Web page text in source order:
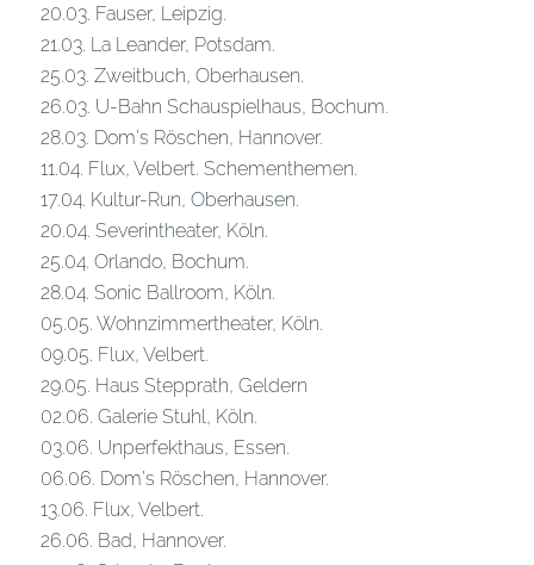
20.03. Fauser, Leipzig.
21.03. La Leander, Potsdam.
25.03. Zweitbuch, Oberhausen.
26.03. U-Bahn Schauspielhaus, Bochum.
28.03. Dom’s Röschen, Hannover.
11.04. Flux, Velbert. Schementhemen.
17.04. Kultur-Run, Oberhausen.
20.04. Severintheater, Köln.
25.04. Orlando, Bochum.
28.04. Sonic Ballroom, Köln.
05.05. Wohnzimmertheater, Köln.
09.05. Flux, Velbert.
29.05. Haus Stepprath, Geldern
02.06. Galerie Stuhl, Köln.
03.06. Unperfekthaus, Essen.
06.06. Dom’s Röschen, Hannover.
13.06. Flux, Velbert.
26.06. Bad, Hannover.